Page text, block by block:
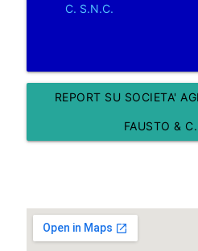
C. S.N.C.
REPORT SU SOCIETA'
FAUSTO &